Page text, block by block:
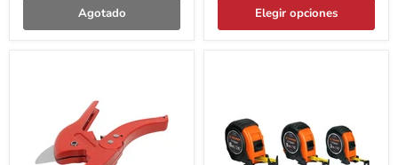
Agotado Elegir opciones